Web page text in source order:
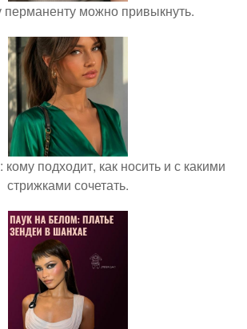
перманенту можно привыкнуть.
подходит, как носить и с какими
стрижками сочетать.